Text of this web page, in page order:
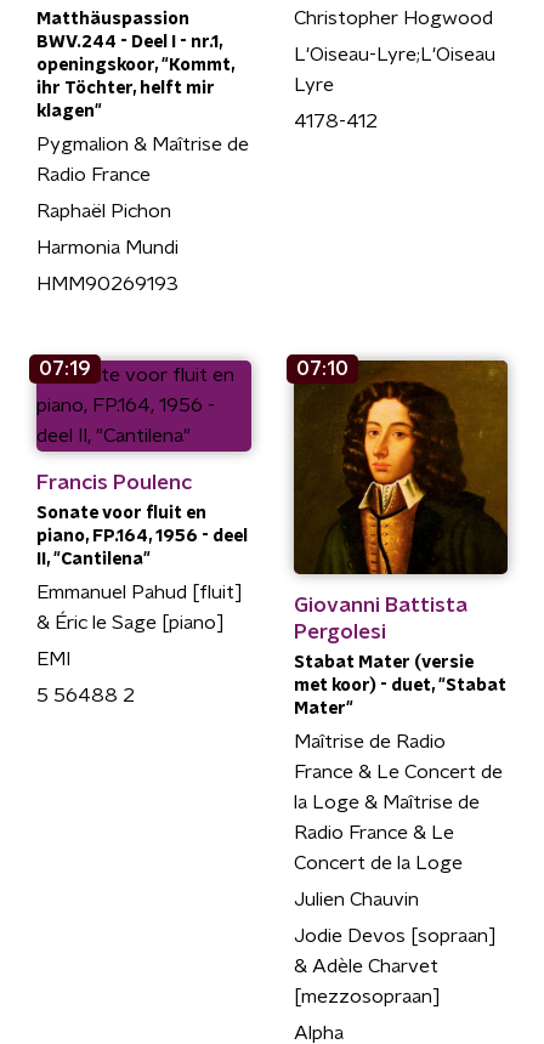
Matthäuspassion
BWV.244 - Deel I - nr.1,
openingskoor, "Kommt,
ihr Töchter, helft mir
klagen"
Pygmalion & Maîtrise de
Radio France
Raphaël Pichon
Harmonia Mundi
HMM90269193
Christopher Hogwood
L'Oiseau-Lyre;L'Oiseau
Lyre
4178-412
07:19
Francis Poulenc
Sonate voor fluit en
piano, FP.164, 1956 - deel
II, "Cantilena"
Emmanuel Pahud [fluit]
& Éric le Sage [piano]
EMI
5 56488 2
07:10
Giovanni Battista
Pergolesi
Stabat Mater (versie
met koor) - duet, "Stabat
Mater"
Maîtrise de Radio
France & Le Concert de
la Loge & Maîtrise de
Radio France & Le
Concert de la Loge
Julien Chauvin
Jodie Devos [sopraan]
& Adèle Charvet
[mezzosopraan]
Alpha